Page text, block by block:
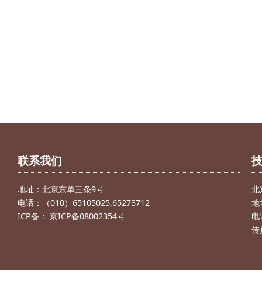
联系我们
地址：北京东单三条9号
电话：（010）65105025,65273712
ICP备： 京ICP备08002354号
北
地
传